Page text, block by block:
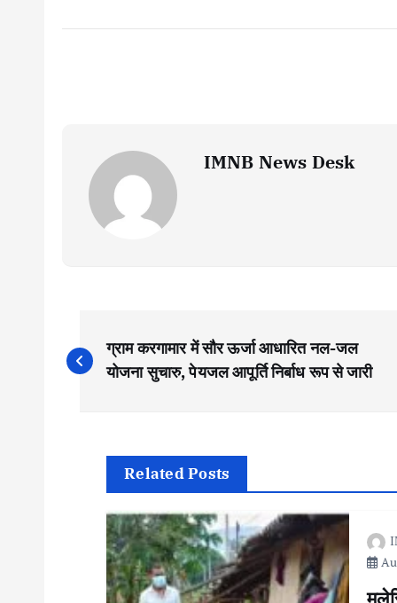
IMNB News Desk
P
o
ग्राम करगामार में सौर ऊर्जा आधारित नल-जल
योजना सुचारु, पेयजल आपूर्ति निर्बाध रूप से जारी
Related Posts